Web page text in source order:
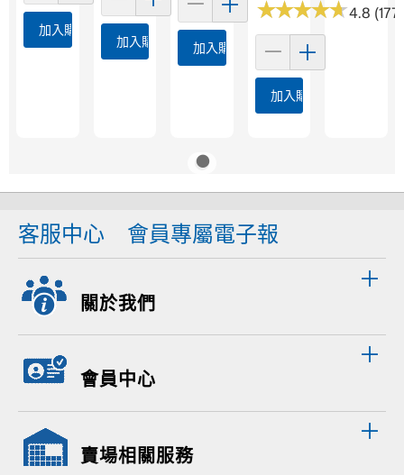
加入購物車
加入購物車 加入購物車
★★★★★
★★★★★4.8
加入購物車
客服中心 會員專屬電子報
關於我們
會員中心
賣場相關服務